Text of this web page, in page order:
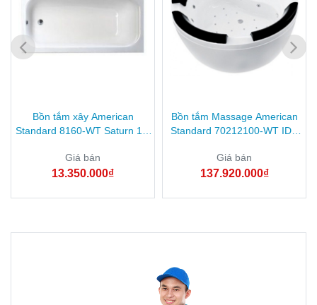
Bồn tắm xây American
Standard 8160-WT Saturn 1.6
Giá bán
13.350.000₫
Bồn tắm Massage American
Standard 70212100-WT IDS
Giá bán
137.920.000₫